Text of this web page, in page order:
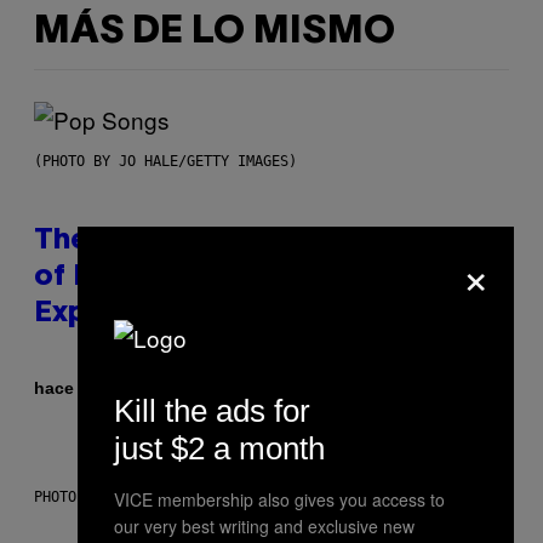
MÁS DE LO MISMO
(PHOTO BY JO HALE/GETTY IMAGES)
The Entire Emotional Spectrum
of Having a Sibling Can Be
Explained in Just 4 Pop Songs
hace 59 minutos
PHOTO: E!
×
Kill the ads for
just $2 a month
VICE membership also gives you access to
our very best writing and exclusive new